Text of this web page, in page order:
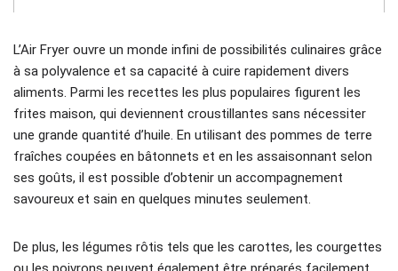
L’Air Fryer ouvre un monde infini de possibilités culinaires grâce
à sa polyvalence et sa capacité à cuire rapidement divers
aliments. Parmi les recettes les plus populaires figurent les
frites maison, qui deviennent croustillantes sans nécessiter
une grande quantité d’huile. En utilisant des pommes de terre
fraîches coupées en bâtonnets et en les assaisonnant selon
ses goûts, il est possible d’obtenir un accompagnement
savoureux et sain en quelques minutes seulement.
De plus, les légumes rôtis tels que les carottes, les courgettes